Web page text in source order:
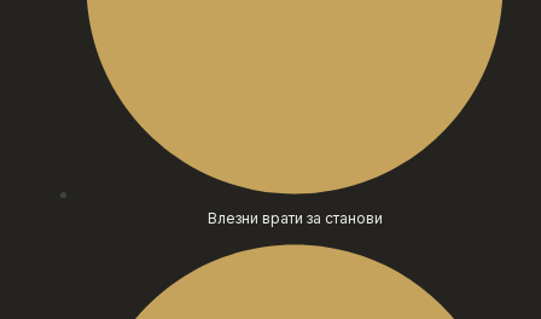
Влезни врати за станови